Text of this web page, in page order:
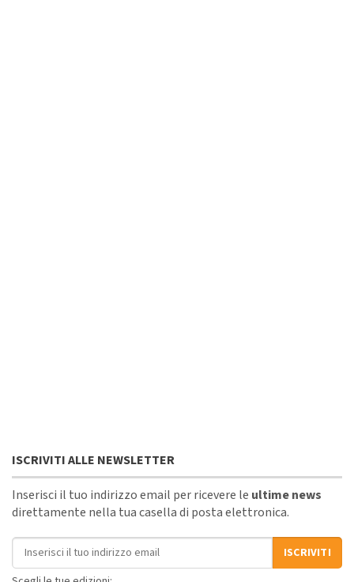
ISCRIVITI ALLE NEWSLETTER
Inserisci il tuo indirizzo email per ricevere le ultime news
direttamente nella tua casella di posta elettronica.
Indirizzo email
ISCRIVITI